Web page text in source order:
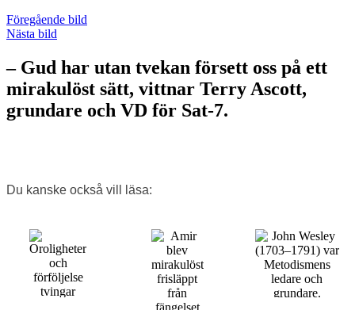
Föregående bild
Nästa bild
– Gud har utan tvekan försett oss på ett
mirakulöst sätt, vittnar Terry Ascott,
grundare och VD för Sat-7.
Du kanske också vill läsa: